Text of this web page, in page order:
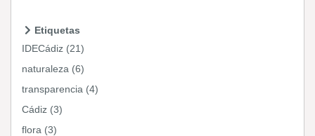
Etiquetas
IDECádiz (21)
naturaleza (6)
transparencia (4)
Cádiz (3)
flora (3)